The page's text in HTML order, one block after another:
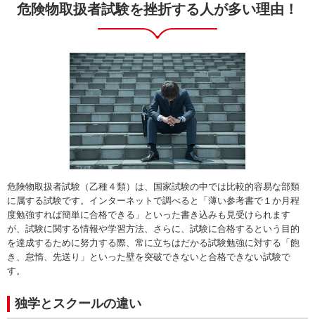
危険物取扱者試験を挫折する人が多い理由！
危険物取扱者試験（乙種４類）は、国家試験の中では比較的容易な部類
に属する試験です。インターネットで調べると「薄い参考書で１か月程
度勉強すれば簡単に合格できる」といった書き込みも見受けられます
が、試験に関する情報や学習方法、さらに、試験に合格するという目的
を達成するために努力する際、常に立ちはだかる試験勉強に対する「飽
き、怠惰、先送り」といった壁を突破できないと合格できない試験で
す。
独学とスクールの違い